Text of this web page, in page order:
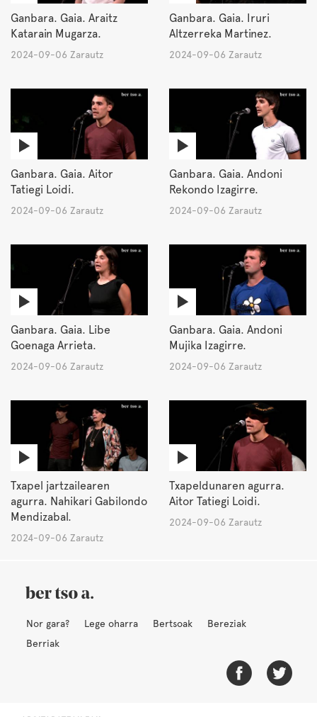
Ganbara. Gaia. Araitz
Katarain Mugarza.
2024-09-06 Zarautz
Ganbara. Gaia. Iruri
Altzerreka Martinez.
2024-09-06 Zarautz
Ganbara. Gaia. Aitor
Tatiegi Loidi.
2024-09-06 Zarautz
Ganbara. Gaia. Andoni
Rekondo Izagirre.
2024-09-06 Zarautz
Ganbara. Gaia. Libe
Goenaga Arrieta.
2024-09-06 Zarautz
Ganbara. Gaia. Andoni
Mujika Izagirre.
2024-09-06 Zarautz
Txapel jartzailearen
agurra. Nahikari Gabilondo
Mendizabal.
2024-09-06 Zarautz
Txapeldunaren agurra.
Aitor Tatiegi Loidi.
2024-09-06 Zarautz
Nor gara? Lege oharra Bertsoak
Bereziak
Berriak